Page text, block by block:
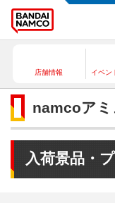
店舗情報 イベン
namcoアミ
入荷景品・